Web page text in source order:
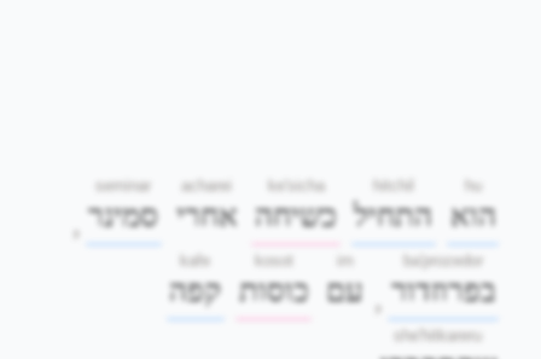
hu
הוא
hitchil
התחיל
ke'sicha
כשיחה
acharei
אחרי
seminar
סמינר ,
ba'prozedor
בפרוזדור ,
im
עם
kosot
כוסות
kafe
קפה
she'hitkareru